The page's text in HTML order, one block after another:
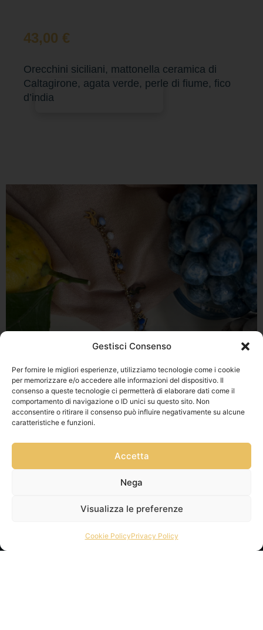
Gestisci Consenso
Per fornire le migliori esperienze, utilizziamo tecnologie come i cookie
per memorizzare e/o accedere alle informazioni del dispositivo. Il
consenso a queste tecnologie ci permetterà di elaborare dati come il
comportamento di navigazione o ID unici su questo sito. Non
acconsentire o ritirare il consenso può influire negativamente su alcune
caratteristiche e funzioni.
Accetta
Nega
Visualizza le preferenze
Cookie PolicyPrivacy Policy
43,00 €
Orecchini siciliani, mattonella ceramica di
Caltagirone, agata verde, perle di fiume, fico
d’india